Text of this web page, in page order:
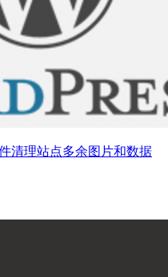
清理站点多余图片和数据